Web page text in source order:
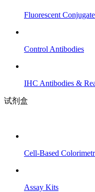
Fluorescent
Control Antibodies
IHC Antibodies &
试剂盒
Cell-Based
Assay Kits